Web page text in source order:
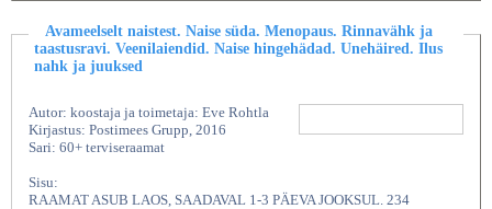
Avameelselt naistest. Naise süda. Menopaus. Rinnavähk ja
taastusravi. Veenilaiendid. Naise hingehädad. Unehäired. Ilus
nahk ja juuksed
Autor: koostaja ja toimetaja: Eve Rohtla
Kirjastus: Postimees Grupp, 2016
Sari: 60+ terviseraamat
Sisu:
RAAMAT ASUB LAOS, SAADAVAL 1-3 PÄEVA JOOKSUL. 234